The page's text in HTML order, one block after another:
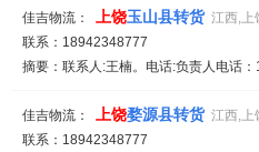
佳吉物流： 上饶玉山县转货 江西,上
联系：18942348777
摘要：联系人:王楠。电话:负责人电话
佳吉物流： 上饶婺源县转货 江西,上
联系：18942348777